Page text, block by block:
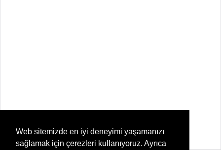
Web sitemizde en iyi deneyimi yaşamanızı
sağlamak için çerezleri kullanıyoruz. Ayrıca